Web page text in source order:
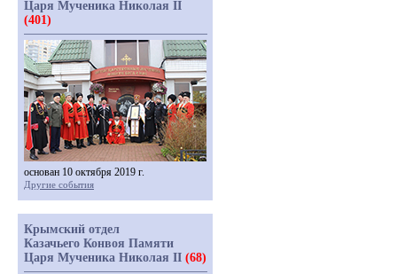
Царя Мученика Николая II
(401)
основан 10 октября 2019 г.
Другие события
Крымский отдел
Казачьего Конвоя Памяти
Царя Мученика Николая II (68)